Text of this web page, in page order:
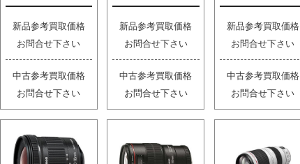
新品参考買取価格
お問合せ下さい
中古参考買取価格
お問合せ下さい
新品参考買取価格
お問合せ下さい
中古参考買取価格
お問合せ下さい
新品参考買取価格
お問合せ下さい
中古参考買取価格
お問合せ下さい